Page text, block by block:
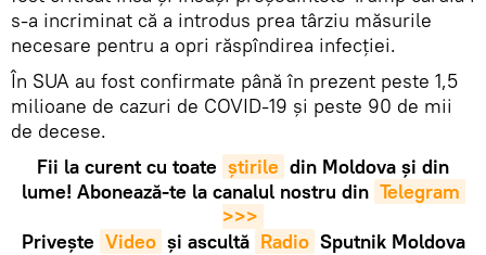
s-a incriminat că a introdus prea târziu măsurile
necesare pentru a opri răspîndirea infecției.
În SUA au fost confirmate până în prezent peste 1,5
milioane de cazuri de COVID-19 și peste 90 de mii
de decese.
Fii la curent cu toate știrile din Moldova și din
lume! Abonează-te la canalul nostru din Telegram
>>>
Privește Video și ascultă Radio Sputnik Moldova